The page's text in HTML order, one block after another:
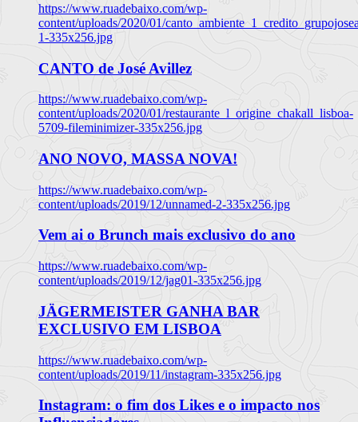
https://www.ruadebaixo.com/wp-
content/uploads/2020/01/
1-335x256.jpg
CANTO de José Avillez
https://www.ruadebaixo.com/wp-
content/uploads/2020/01/restaurante_l_origine_chakall_lisboa-
5709-fileminimizer-335x256.jpg
ANO NOVO, MASSA NOVA!
https://www.ruadebaixo.com/wp-
content/uploads/2019/12/unnamed-2-335x256.jpg
Vem ai o Brunch mais exclusivo do ano
https://www.ruadebaixo.com/wp-
content/uploads/2019/12/jag01-335x256.jpg
JÄGERMEISTER GANHA BAR
EXCLUSIVO EM LISBOA
https://www.ruadebaixo.com/wp-
content/uploads/2019/11/instagram-335x256.jpg
Instagram: o fim dos Likes e o impacto nos